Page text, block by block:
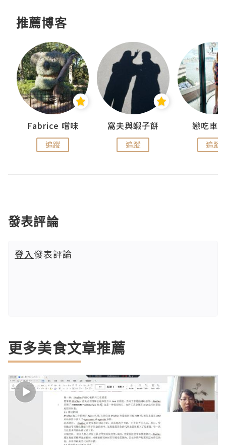
推薦博客
Fabrice 嚐味
追蹤
窩夫與蝦子餅
追蹤
戀吃車
追蹤
發表評論
登入發表評論
更多美食文章推薦